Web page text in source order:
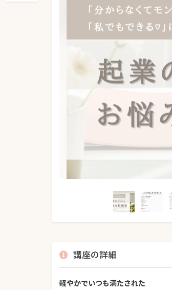
講座の詳細
軽やかでいつも満たされた